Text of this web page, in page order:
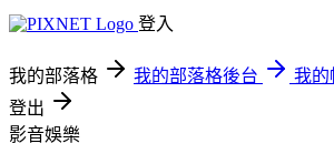
登入
我的部落格 我的部落格後台
我的
登出
影音娛樂